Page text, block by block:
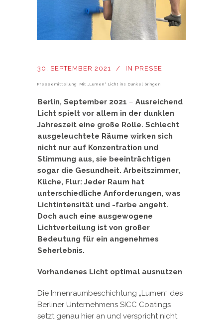
30. SEPTEMBER 2021 IN PRESSE
Pressemitteilung: Mit „Lumen“ Licht ins Dunkel bringen
Berlin, September 2021 – Ausreichend
Licht spielt vor allem in der dunklen
Jahreszeit eine große Rolle. Schlecht
ausgeleuchtete Räume wirken sich
nicht nur auf Konzentration und
Stimmung aus, sie beeinträchtigen
sogar die Gesundheit. Arbeitszimmer,
Küche, Flur: Jeder Raum hat
unterschiedliche Anforderungen, was
Lichtintensität und -farbe angeht.
Doch auch eine ausgewogene
Lichtverteilung ist von großer
Bedeutung für ein angenehmes
Seherlebnis.
Vorhandenes Licht optimal ausnutzen
Die Innenraumbeschichtung „Lumen“ des
Berliner Unternehmens SICC Coatings
setzt genau hier an und verspricht nicht